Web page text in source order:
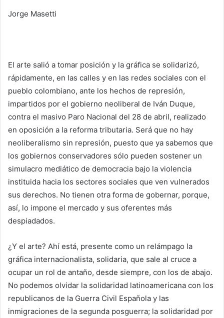
Jorge Masetti
El arte salió a tomar posición y la gráfica se solidarizó,
rápidamente, en las calles y en las redes sociales con el
pueblo colombiano, ante los hechos de represión,
impartidos por el gobierno neoliberal de Iván Duque,
contra el masivo Paro Nacional del 28 de abril, realizado
en oposición a la reforma tributaria. Será que no hay
neoliberalismo sin represión, puesto que ya sabemos que
los gobiernos conservadores sólo pueden sostener un
simulacro mediático de democracia bajo la violencia
instituida hacia los sectores sociales que ven vulnerados
sus derechos. No tienen otra forma de gobernar, porque,
así, lo impone el mercado y sus oferentes más
despiadados.
¿Y el arte? Ahí está, presente como un relámpago la
gráfica internacionalista, solidaria, que sale al cruce a
ocupar un rol de antaño, desde siempre, con los de abajo.
No podemos olvidar la solidaridad latinoamericana con los
republicanos de la Guerra Civil Española y las
inmigraciones de la segunda posguerra; la solidaridad por